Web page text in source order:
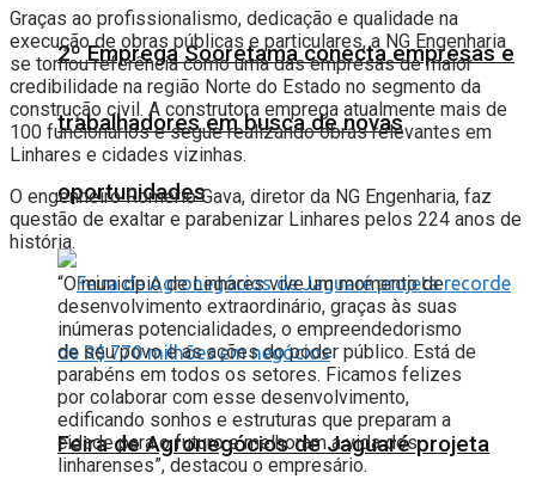
2º Emprega Sooretama conecta empresas e
trabalhadores em busca de novas
oportunidades
Feira de Agronegócios de Jaguaré projeta
Graças ao profissionalismo, dedicação e qualidade na
execução de obras públicas e particulares, a NG Engenharia
se tornou referência como uma das empresas de maior
credibilidade na região Norte do Estado no segmento da
construção civil. A construtora emprega atualmente mais de
100 funcionários e segue realizando obras relevantes em
Linhares e cidades vizinhas.
O engenheiro Romério Gava, diretor da NG Engenharia, faz
questão de exaltar e parabenizar Linhares pelos 224 anos de
história.
“O município de Linhares vive um momento de
desenvolvimento extraordinário, graças às suas
inúmeras potencialidades, o empreendedorismo
de seu povo e as ações do poder público. Está de
parabéns em todos os setores. Ficamos felizes
por colaborar com esse desenvolvimento,
edificando sonhos e estruturas que preparam a
cidade para o futuro e melhoram a vida dos
linharenses”, destacou o empresário.